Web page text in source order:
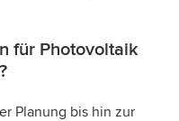
für Photovoltaik
Planung bis hin zur